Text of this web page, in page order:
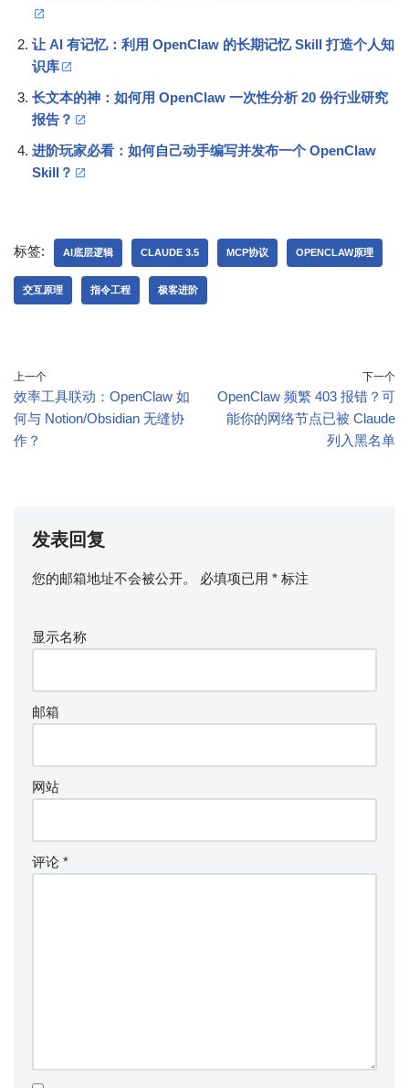
让 AI 有记忆：利用 OpenClaw 的长期记忆 Skill 打造个人知
识库
长文本的神：如何用 OpenClaw 一次性分析 20 份行业研究
报告？
进阶玩家必看：如何自己动手编写并发布一个 OpenClaw
Skill？
标签: AI底层逻辑 CLAUDE 3.5 MCP协议 OPENCLAW原理
交互原理 指令工程 极客进阶
上一个
效率工具联动：OpenClaw 如
何与 Notion/Obsidian 无缝协
作？
下一个
OpenClaw 频繁 403 报错？可
能你的网络节点已被 Claude
列入黑名单
发表回复
您的邮箱地址不会被公开。 必填项已用 * 标注
显示名称
邮箱
网站
评论 *